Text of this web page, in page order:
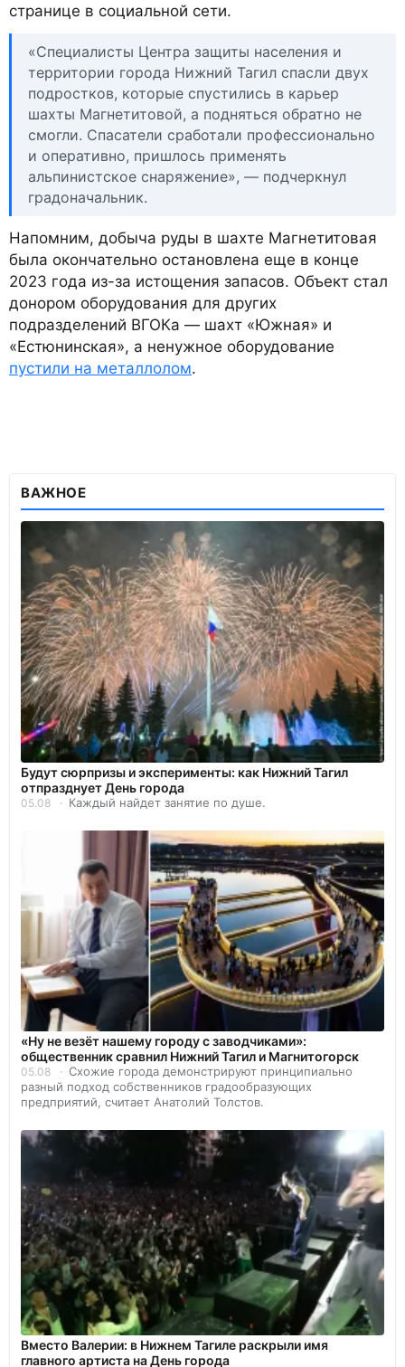
странице в социальной сети.
«Специалисты Центра защиты населения и
территории города Нижний Тагил спасли двух
подростков, которые спустились в карьер
шахты Магнетитовой, а подняться обратно не
смогли. Спасатели сработали профессионально
и оперативно, пришлось применять
альпинистское снаряжение», — подчеркнул
градоначальник.
Напомним, добыча руды в шахте Магнетитовая
была окончательно остановлена еще в конце
2023 года из-за истощения запасов. Объект стал
донором оборудования для других
подразделений ВГОКа — шахт «Южная» и
«Естюнинская», а ненужное оборудование
пустили на металлолом.
ВАЖНОЕ
Будут сюрпризы и эксперименты: как Нижний Тагил
отпразднует День города
05.08 Каждый найдет занятие по душе.
«Ну не везёт нашему городу с заводчиками»:
общественник сравнил Нижний Тагил и Магнитогорск
05.08
Схожие города демонстрируют принципиально
разный подход собственников градообразующих
предприятий, считает Анатолий Толстов.
Вместо Валерии: в Нижнем Тагиле раскрыли имя
главного артиста на День города